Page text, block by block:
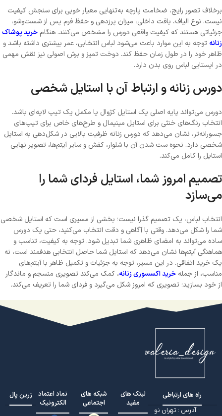
برخلاف تصور رایج، ضخامت پارچه به‌تنهایی معیار خوبی برای سنجش کیفیت
نیست. نوع الیاف، بافت داخلی، میزان پرزدهی و حفظ فرم پس از شست‌وشو،
جزئیاتی هستند که کیفیت واقعی دورس را مشخص می‌کنند. هنگام خرید پوشاک
زنانه توجه به این موارد باعث می‌شود لباس انتخابی، عمر بیشتری داشته باشد و
ظاهر خود را در طول زمان حفظ کند. دوخت تمیز و برش اصولی نیز نقش مهمی
در ایستایی لباس روی بدن دارد.
دورس زنانه و ارتباط آن با استایل شخصی
دورس می‌تواند پایه اصلی یک استایل کژوال یا مکمل یک تیپ لایه‌ای باشد.
انتخاب رنگ‌های خنثی برای استایل مینیمال و طرح‌های خاص برای تیپ‌های
جسورانه‌تر، نشان می‌دهد که دورس زنانه ظرفیت بالایی در شکل‌دهی به استایل
شخصی دارد. نحوه ست شدن آن با شلوار، کفش و سایر آیتم‌ها، تصویر نهایی
استایل را کامل می‌کند.
تصمیم امروز شما، استایل فردای شما را
می‌سازد
انتخاب لباس، یک تصمیم گذرا نیست؛ بخشی از مسیری است که استایل شخصی
شما را شکل می‌دهد. وقتی با آگاهی و دقت انتخاب می‌کنید، حتی یک دورس
ساده می‌تواند به امضای ظاهری شما تبدیل شود. توجه به کیفیت، تناسب و
هماهنگی آیتم‌ها نشان می‌دهد که استایل شما حاصل انتخابی هدفمند است، نه
یک خرید اتفاقی. در این مسیر، توجه به جزئیات و تکمیل ظاهر با آیتم‌های
مناسب، از جمله خرید اکسسوری زنانه، کمک می‌کند تصویری منسجم و ماندگار
از خود بسازید؛ تصویری که امروز شکل می‌گیرد و فردای شما را تعریف می‌کند.
راه های ارتباطی
آدرس : تهران نو
لینک های
مفید
شبکه های
اجتماعی
نماد اعتماد
الکترونیک
زرین پال